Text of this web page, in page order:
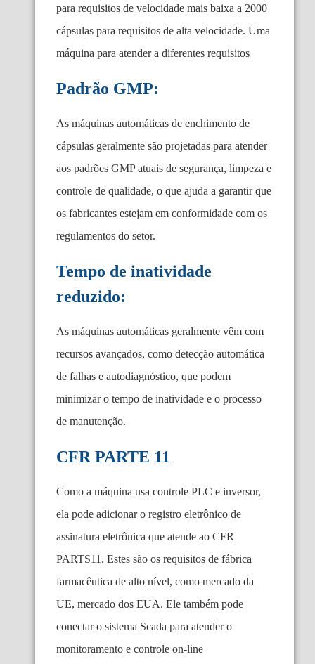
para requisitos de velocidade mais baixa a 2000
cápsulas para requisitos de alta velocidade. Uma
máquina para atender a diferentes requisitos
Padrão GMP:
As máquinas automáticas de enchimento de
cápsulas geralmente são projetadas para atender
aos padrões GMP atuais de segurança, limpeza e
controle de qualidade, o que ajuda a garantir que
os fabricantes estejam em conformidade com os
regulamentos do setor.
Tempo de inatividade
reduzido:
As máquinas automáticas geralmente vêm com
recursos avançados, como detecção automática
de falhas e autodiagnóstico, que podem
minimizar o tempo de inatividade e o processo
de manutenção.
CFR PARTE 11
Como a máquina usa controle PLC e inversor,
ela pode adicionar o registro eletrônico de
assinatura eletrônica que atende ao CFR
PARTS11. Estes são os requisitos de fábrica
farmacêutica de alto nível, como mercado da
UE, mercado dos EUA. Ele também pode
conectar o sistema Scada para atender o
monitoramento e controle on-line